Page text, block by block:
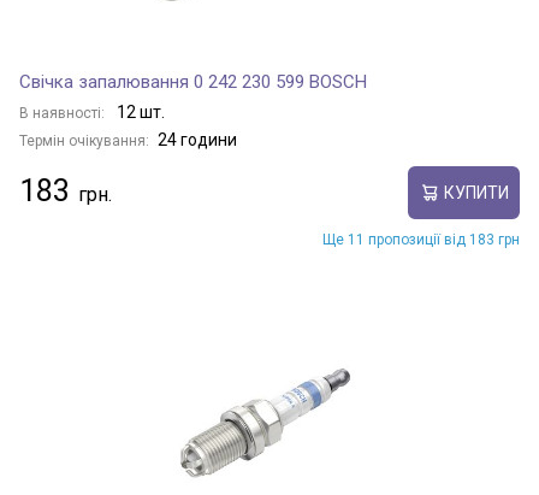
Свічка запалювання 0 242 230 599 BOSCH
В наявності: 12 шт.
Термін очікування: 24 години
183 КУПИТИ
Ще 11 пропозиції від 183 грн